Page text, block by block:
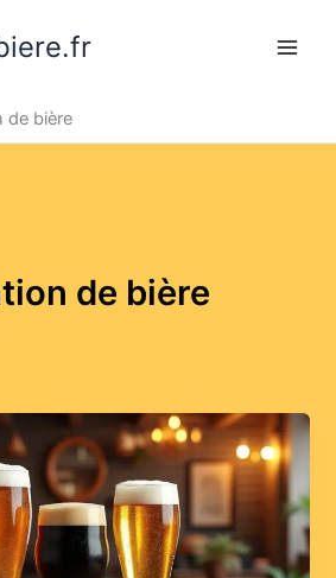
de bière
de bière